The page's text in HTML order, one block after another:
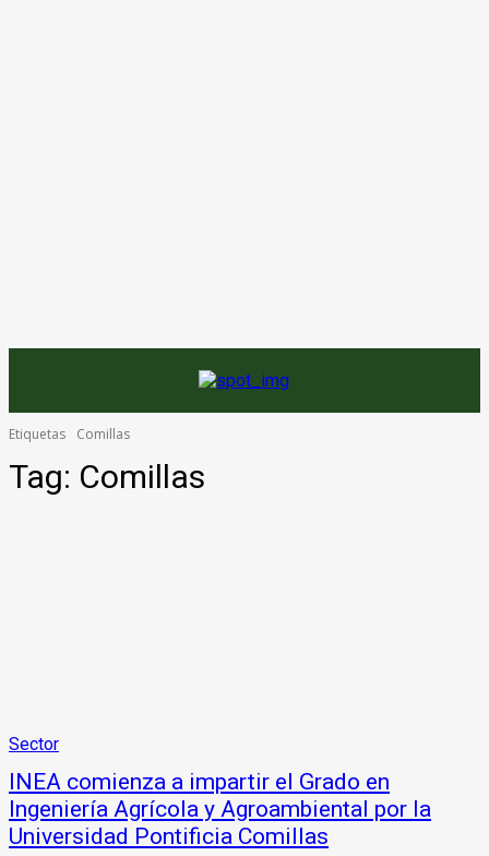
Etiquetas Comillas
Tag: Comillas
Sector
INEA comienza a impartir el Grado en
Ingeniería Agrícola y Agroambiental por la
Universidad Pontificia Comillas